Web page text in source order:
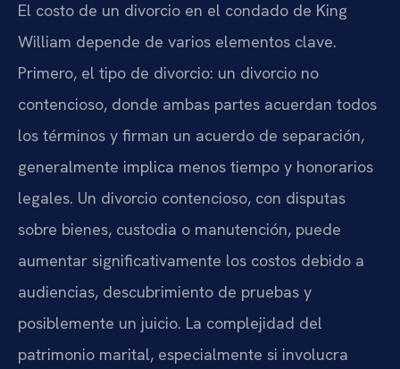
El costo de un divorcio en el condado de King
William depende de varios elementos clave.
Primero, el tipo de divorcio: un divorcio no
contencioso, donde ambas partes acuerdan todos
los términos y firman un acuerdo de separación,
generalmente implica menos tiempo y honorarios
legales. Un divorcio contencioso, con disputas
sobre bienes, custodia o manutención, puede
aumentar significativamente los costos debido a
audiencias, descubrimiento de pruebas y
posiblemente un juicio. La complejidad del
patrimonio marital, especialmente si involucra